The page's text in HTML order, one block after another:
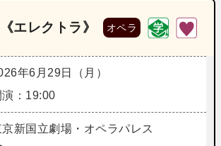
エレクトラ》 オペラ
年6月29日（月）
演：19:00
京新国立劇場・オペラパレス